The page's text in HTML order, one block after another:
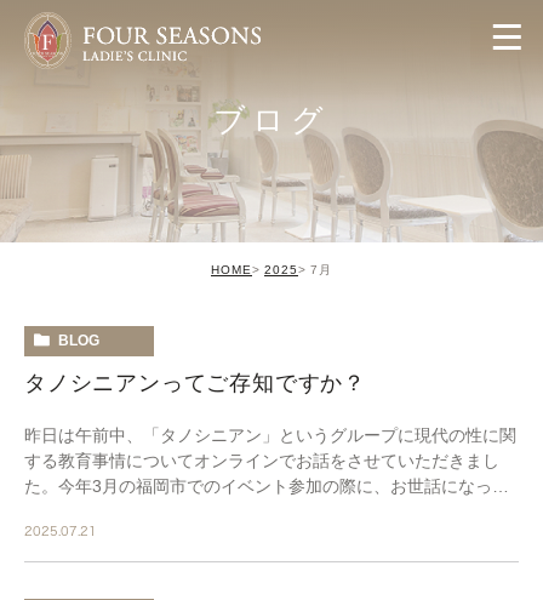
ブログ
HOME 2025 7月
BLOG
タノシニアンってご存知ですか？
昨日は午前中、「タノシニアン」というグループに現代の性に関
する教育事情についてオンラインでお話をさせていただきまし
た。今年3月の福岡市でのイベント参加の際に、お世話になっ
2025.07.21